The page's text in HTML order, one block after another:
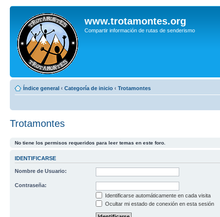
www.trotamontes.org
Compartir información de rutas de senderismo
Índice general ‹ Categoría de inicio ‹ Trotamontes
Trotamontes
No tiene los permisos requeridos para leer temas en este foro.
IDENTIFICARSE
Nombre de Usuario:
Contraseña:
Identificarse automáticamente en cada visita
Ocultar mi estado de conexión en esta sesión